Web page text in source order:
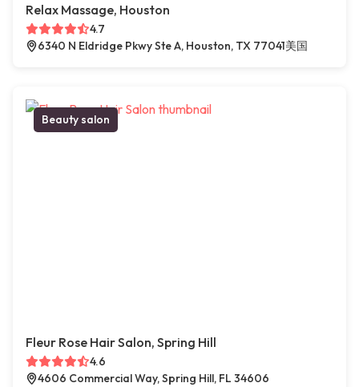
Relax Massage, Houston
4.7
6340 N Eldridge Pkwy Ste A, Houston, TX 77041美国
Beauty salon
Fleur Rose Hair Salon, Spring Hill
4.6
4606 Commercial Way, Spring Hill, FL 34606